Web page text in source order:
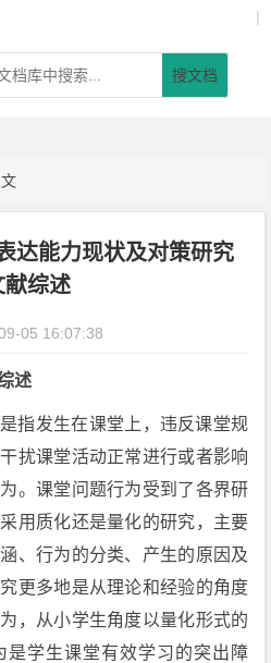
|
搜文档
达能力现状及对策研究
献综述
05 16:07:38
述
指发生在课堂上，违反课堂规
扰课堂活动正常进行或者影响
。课堂问题行为受到了各界研
用质化还是量化的研究，主要
、行为的分类、产生的原因及
更多地是从理论和经验的角度
，从小学生角度以量化形式的
是学生课堂有效学习的突出障